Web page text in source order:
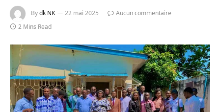
Bydk NK 22 mai 2025
Aucun commentaire
2 Mins Read